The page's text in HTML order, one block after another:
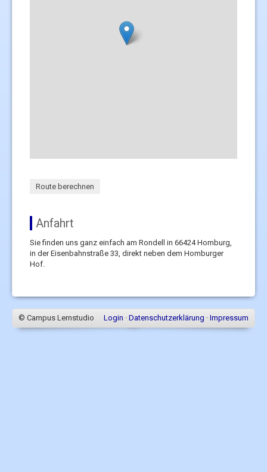
Route berechnen
Anfahrt
Sie finden uns ganz einfach am Rondell in 66424 Homburg,
in der Eisenbahnstraße 33, direkt neben dem Homburger
Hof.
Login · Datenschutzerklärung · Impressum
© Campus Lernstudio